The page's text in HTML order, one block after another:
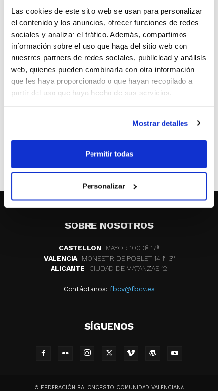
Las cookies de este sitio web se usan para personalizar
el contenido y los anuncios, ofrecer funciones de redes
sociales y analizar el tráfico. Además, compartimos
información sobre el uso que haga del sitio web con
nuestros partners de redes sociales, publicidad y análisis
web, quienes pueden combinarla con otra información
que les haya proporcionado o que hayan recopilado a
partir del uso que haya hecho de sus servicios.
Mostrar detalles
Permitir todas
Personalizar
El C.D. San Pedro Moixent ha sido el ganador del 4º
Torneo de Minibasket Hogueras de Alicante, organizado
por el C.A. Montemar el pasado fin de semana.
El evento contó con la participación de los equipos C.B.
Ifach Calpe, Àlbor Godella, UCAM Murcia, E.M. Denia,
C.B. Cartagena, C.B. Ilicitano y C.A. Montemar, además
todos los resultados del evento.
SOBRE NOSOTROS
CASTELLON
MAYOR 100 3º 17ª
VALENCIA
MONESTIR DE POBLET 14 1ª 3º
ALICANTE
CIUDAD DE MATANZAS 12
Contáctanos: fbcv@fbcv.es
SÍGUENOS
© FEDERACIÓN BALONCESTO COMUNIDAD VALENCIANA